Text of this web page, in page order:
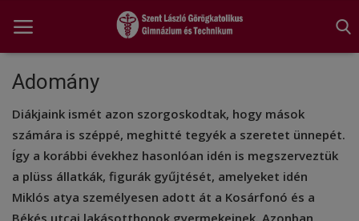
Főoldal
A tanév rendje
Diákönkormányzat
Adomány
Diákjaink ismét azon szorgoskodtak, hogy mások
számára is széppé, meghitté tegyék a szeretet ünnepét.
Így a korábbi évekhez hasonlóan idén is megszerveztük
a plüss állatkák, figurák gyűjtését, amelyeket idén
Miklós atya személyesen adott át a Kosárfonó és a
Békés utcai lakásotthonok gyermekeinek. Azonban